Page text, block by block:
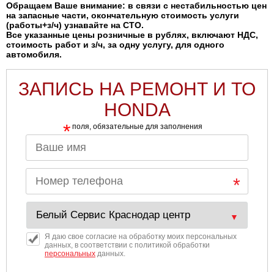
Обращаем Ваше внимание: в связи с нестабильностью цен
на запасные части, окончательную стоимость услуги
(работы+з/ч) узнавайте на СТО.
Все указанные цены розничные в рублях, включают НДС,
стоимость работ и з/ч, за одну услугу, для одного
автомобиля.
ЗАПИСЬ НА РЕМОНТ И ТО
HONDA
* поля, обязательные для заполнения
Я даю свое согласие на обработку моих персональных
данных, в соответствии с политикой обработки
персональныхданных.